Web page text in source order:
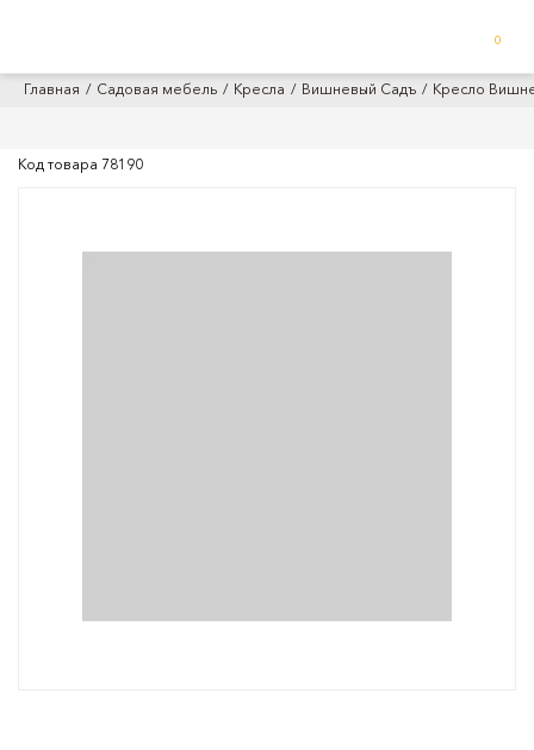
0
Главная Садовая мебель Кресла Вишневый Садъ Кресло
Код товара 78190